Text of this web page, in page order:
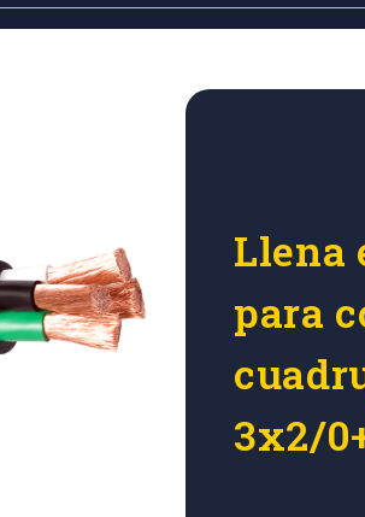
Llena
para
3x2/